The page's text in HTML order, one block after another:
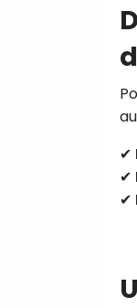
✔
✔
✔